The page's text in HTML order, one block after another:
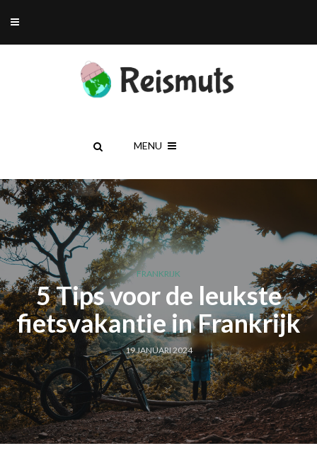
MENU
FRANKRIJK
5 Tips voor de leukste
fietsvakantie in Frankrijk
19 JANUARI 2024